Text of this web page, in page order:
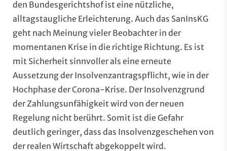
den Bundesgerichtshof ist eine nützliche,
alltagstaugliche Erleichterung. Auch das SanInsKG
geht nach Meinung vieler Beobachter in der
momentanen Krise in die richtige Richtung. Es ist
mit Sicherheit sinnvoller als eine erneute
Aussetzung der Insolvenzantragspflicht, wie in der
Hochphase der Corona-Krise. Der Insolvenzgrund
der Zahlungsunfähigkeit wird von der neuen
Regelung nicht berührt. Somit ist die Gefahr
deutlich geringer, dass das Insolvenzgeschehen von
der realen Wirtschaft abgekoppelt wird.